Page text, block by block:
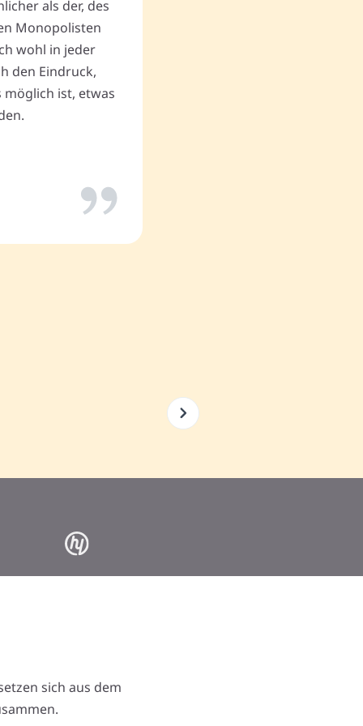
als der, des
Monopolisten
wohl in jeder
den Eindruck,
möglich ist, etwas
sich aus dem